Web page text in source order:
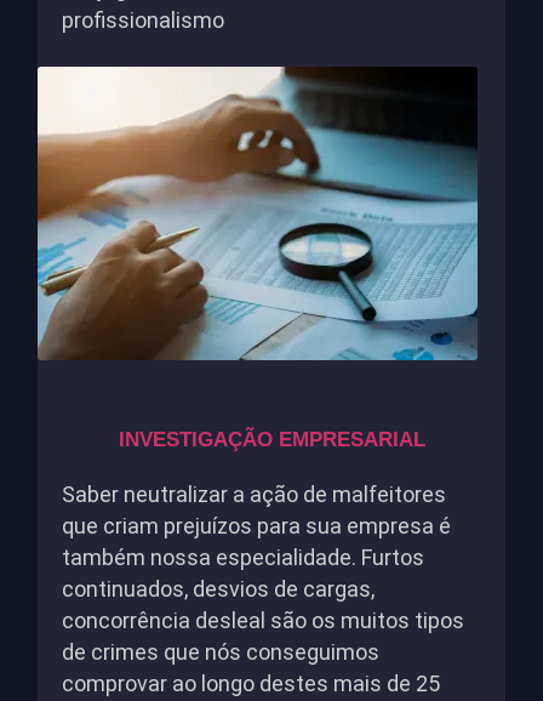
profissionalismo
INVESTIGAÇÃO EMPRESARIAL
Saber neutralizar a ação de malfeitores
que criam prejuízos para sua empresa é
também nossa especialidade. Furtos
continuados, desvios de cargas,
concorrência desleal são os muitos tipos
de crimes que nós conseguimos
comprovar ao longo destes mais de 25